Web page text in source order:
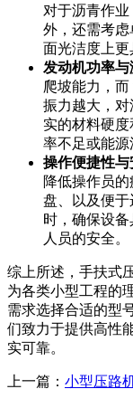
对于沥青作
外，还需考
面光洁度上更
发动机功率与
爬坡能力，而
振力越大，
实的材料硬
率不足或能源
操作便捷性与
降低操作员
盘、以及便
时，确保设
人员的安全。
综上所述，手扶式
为各类小型工程的
需求选择合适的型
们致力于提供高性
实可靠。
上一篇： 小型压路